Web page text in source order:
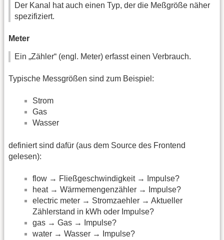
Der Kanal hat auch einen Typ, der die Meßgröße näher
spezifiziert.
Meter
Ein „Zähler“ (engl. Meter) erfasst einen Verbrauch.
Typische Messgrößen sind zum Beispiel:
Strom
Gas
Wasser
definiert sind dafür (aus dem Source des Frontend
gelesen):
flow → Fließgeschwindigkeit → Impulse?
heat → Wärmemengenzähler → Impulse?
electric meter → Stromzaehler → Aktueller
Zählerstand in kWh oder Impulse?
gas → Gas → Impulse?
water → Wasser → Impulse?